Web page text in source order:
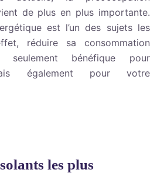
de plus en plus importante.
est l’un des sujets les
réduire sa consommation
seulement bénéfique pour
également pour votre
les plus